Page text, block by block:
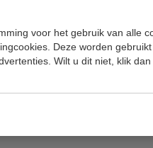
voor het gebruik van alle
Deze worden
Wilt u dit niet, klik